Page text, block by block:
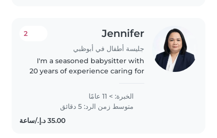
Jennifer
جليسة أطفال في أبوظبي
2
I'm a seasoned babysitter with
20 years of experience caring for
to teens, including those with
asthma, ADHD, or autism.
Passionate about reading,..
الخبرة: > 11 عامًا
متوسط زمن الرد: 5 دقائق